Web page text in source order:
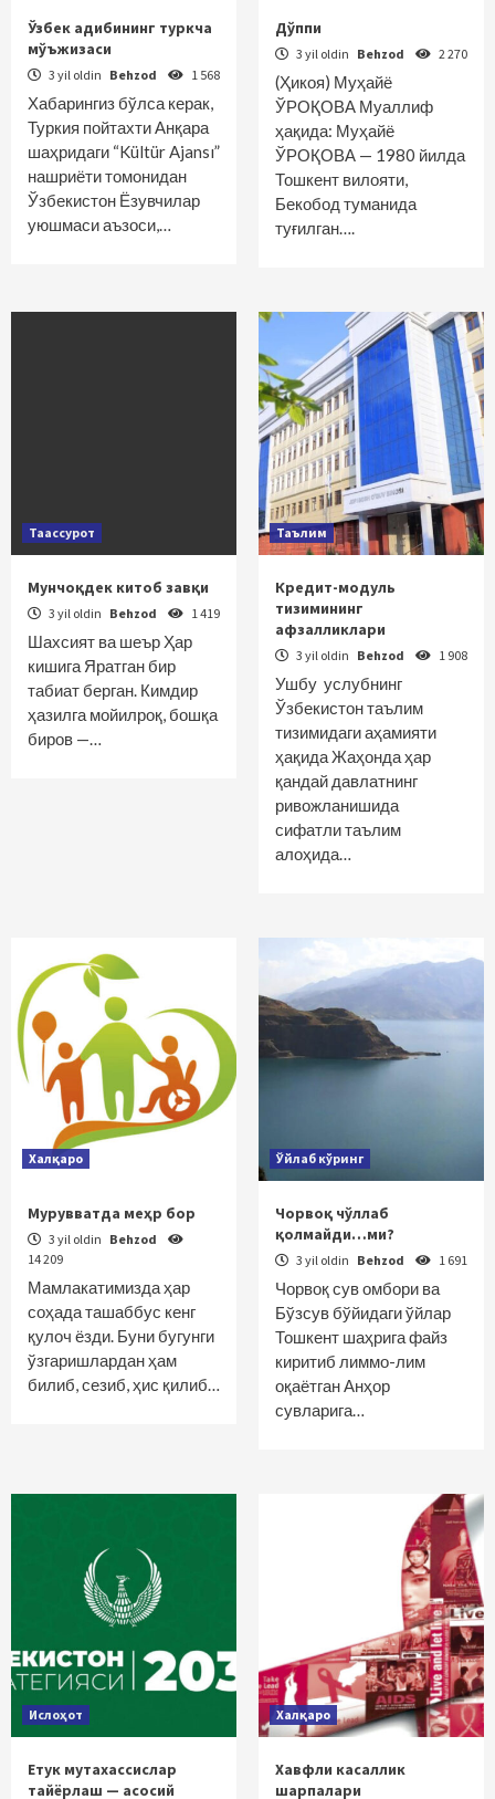
Ўзбек адибининг туркча
мўъжизаси
3 yil oldin Behzod 1 568
Хабарингиз бўлса керак,
Туркия пойтахти Анқара
шаҳридаги “Kültür Ajansı”
нашриёти томонидан
Ўзбекистон Ёзувчилар
уюшмаси аъзоси,…
Дўппи
3 yil oldin Behzod 2 270
(Ҳикоя) Муҳайё
ЎРОҚОВА Муаллиф
ҳақида: Муҳайё
ЎРОҚОВА — 1980 йилда
Тошкент вилояти,
Бекобод туманида
туғилган….
Таассурот
Мунчоқдек китоб завқи
3 yil oldin Behzod 1 419
Шахсият ва шеър Ҳар
кишига Яратган бир
табиат берган. Кимдир
ҳазилга мойилроқ, бошқа
биров —…
Таълим
Кредит-модуль
тизимининг
афзалликлари
3 yil oldin Behzod 1 908
Ушбу услубнинг
Ўзбекистон таълим
тизимидаги аҳамияти
ҳақида Жаҳонда ҳар
қандай давлатнинг
ривожланишида
сифатли таълим
алоҳида…
Халқаро
Мурувватда меҳр бор
3 yil oldin Behzod
14 209
Мамлакатимизда ҳар
соҳада ташаббус кенг
қулоч ёзди. Буни бугунги
ўзгаришлардан ҳам
билиб, сезиб, ҳис қилиб…
Ўйлаб кўринг
Чорвоқ чўллаб
қолмайди…ми?
3 yil oldin Behzod 1 691
Чорвоқ сув омбори ва
Бўзсув бўйидаги ўйлар
Тошкент шаҳрига файз
киритиб лиммо-лим
оқаётган Анҳор
сувларига…
Ислоҳот
Етук мутахассислар
тайёрлаш — асосий
Халқаро
Хавфли касаллик
шарпалари